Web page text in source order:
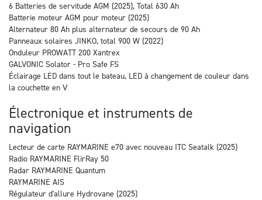
6 Batteries de servitude AGM (2025), Total 630 Ah
Batterie moteur AGM pour moteur (2025)
Alternateur 80 Ah plus alternateur de secours de 90 Ah
Panneaux solaires JINKO, total 900 W (2022)
Onduleur PROWATT 200 Xantrex
GALVONIC Solator - Pro Safe FS
Éclairage LED dans tout le bateau, LED à changement de couleur dans
la couchette en V
Électronique et instruments de
navigation
Lecteur de carte RAYMARINE e70 avec nouveau ITC Seatalk (2025)
Radio RAYMARINE FlirRay 50
Radar RAYMARINE Quantum
RAYMARINE AIS
Régulateur d'allure Hydrovane (2025)